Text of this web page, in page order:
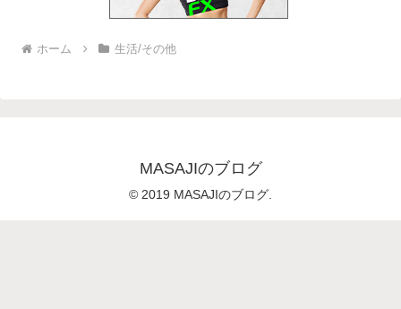
ホーム 生活/その他
MASAJIのブログ
© 2019 MASAJIのブログ.